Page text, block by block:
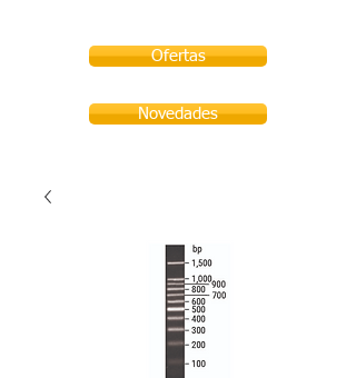
Ofertas
Novedades